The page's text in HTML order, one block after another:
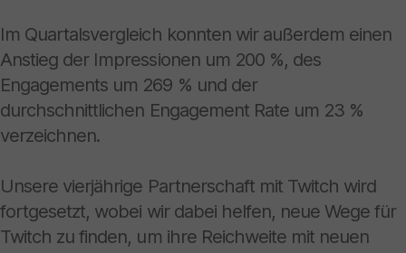
Im Quartalsvergleich konnten wir außerdem einen
Anstieg der Impressionen um 200 %, des
Engagements um 269 % und der
durchschnittlichen Engagement Rate um 23 %
verzeichnen.
Unsere vierjährige Partnerschaft mit Twitch wird
fortgesetzt, wobei wir dabei helfen, neue Wege für
Twitch zu finden, um ihre Reichweite mit neuen